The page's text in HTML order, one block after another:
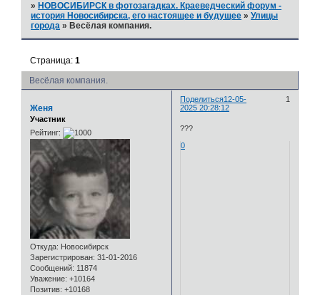
» НОВОСИБИРСК в фотозагадках. Краеведческий форум -
история Новосибирска, его настоящее и будущее »Улицы
города » Весёлая компания.
Весёлая компания.
Страница:1
Поделиться 1
12-05-
2025 20:28:12
Женя
Участник
Рейтинг:
Откуда: Новосибирск
Зарегистрирован: 31-01-2016
Сообщений: 11874
Уважение: +10164
Позитив: +10168
???
0